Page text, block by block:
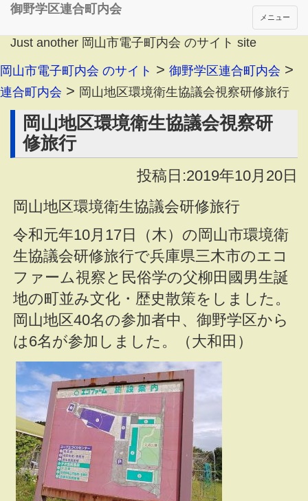
Just another 岡山市電子町内会 のサイト site
メニュー
御野学区連合町内会
岡山市電子町内会 のサイト > 御野学区連合町内会 >
連合町内会 > 岡山地区環境衛生協議会視察研修旅行
岡山地区環境衛生協議会視察研
修旅行
投稿日:2019年10月20日
岡山地区環境衛生協議会研修旅行
令和元年10月17日（木）の岡山市環境衛
生協議会研修旅行で兵庫県三木市のエコ
ファーム視察と民俗学の父柳田國男生誕
地の町並み文化・歴史散策をしました。
岡山地区40名の参加者中、御野学区から
は6名が参加しました。（大和田）